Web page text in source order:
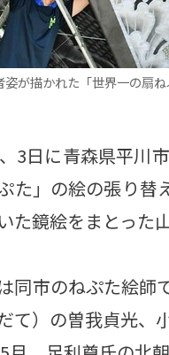
が描かれた「世界一の扇ね
3日に青森県平川
た」の絵の張り替
た鏡絵をまとった
同市のねぷた絵師
だて）の曽我貞光